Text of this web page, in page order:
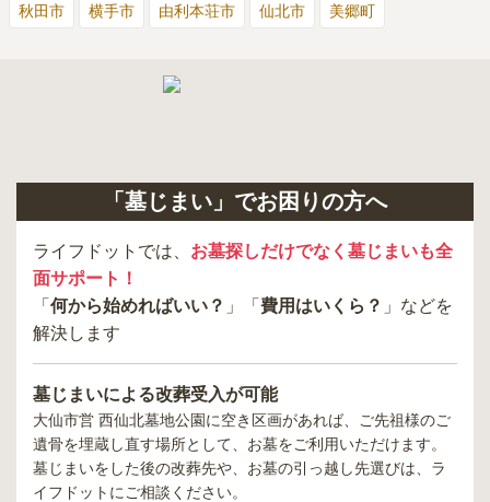
秋田市 横手市 由利本荘市 仙北市 美郷町
「墓じまい」でお困りの方へ
ライフドットでは、 お墓探しだけでなく墓じまいも全
面サポート！
「 何から始めればいい？ 」「 費用はいくら？ 」などを
解決します
墓じまいによる改葬受入が可能
大仙市営 西仙北墓地公園に空き区画があれば、ご先祖様のご
遺骨を埋蔵し直す場所として、お墓をご利用いただけます。
墓じまいをした後の改葬先や、お墓の引っ越し先選びは、ラ
イフドットにご相談ください。